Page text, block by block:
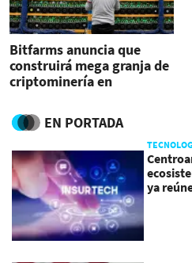
Bitfarms anuncia que
construirá mega granja de
criptominería en
EN PORTADA
ya